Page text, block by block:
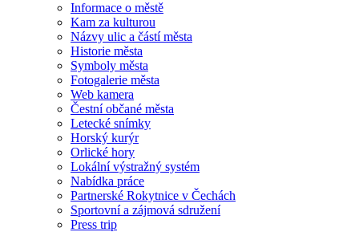
Informace o městě
Kam za kulturou
Názvy ulic a částí města
Historie města
Symboly města
Fotogalerie města
Web kamera
Čestní občané města
Letecké snímky
Horský kurýr
Orlické hory
Lokální výstražný systém
Nabídka práce
Partnerské Rokytnice v Čechách
Sportovní a zájmová sdružení
Press trip